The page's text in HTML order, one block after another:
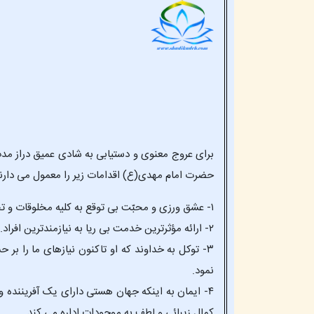
برای عروج معنوی و دستیابی به شادی عمیق دراز
حضرت امام مهدی(ع) اقدامات زیر را معمول می
۱- عشق ورزی و محبّت بی توقع به کلیه مخلوقات و تجلیات خداوند.
۲- ارائه مؤثرترین خدمت بی ریا به نیازمندترین افراد.
۳- توکل به خداوند که او تاکنون نیازهای ما
نمود.
۴- ایمان به اینکه جهان هستی دارای یک